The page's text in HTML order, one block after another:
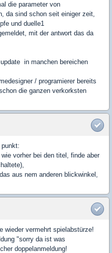
die parameter von
da sind schon seit einiger zeit,
und duelle1
mit der antwort das da
in manchen bereichen
/ programierer bereits
die ganzen verkorksten
vorher bei den titel, finde aber
aus nem anderen blickwinkel,
wieder vermehrt spielabstürze!
"sorry da ist was
doppelanmeldung!